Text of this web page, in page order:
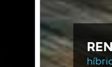
RENAULT
híbrido